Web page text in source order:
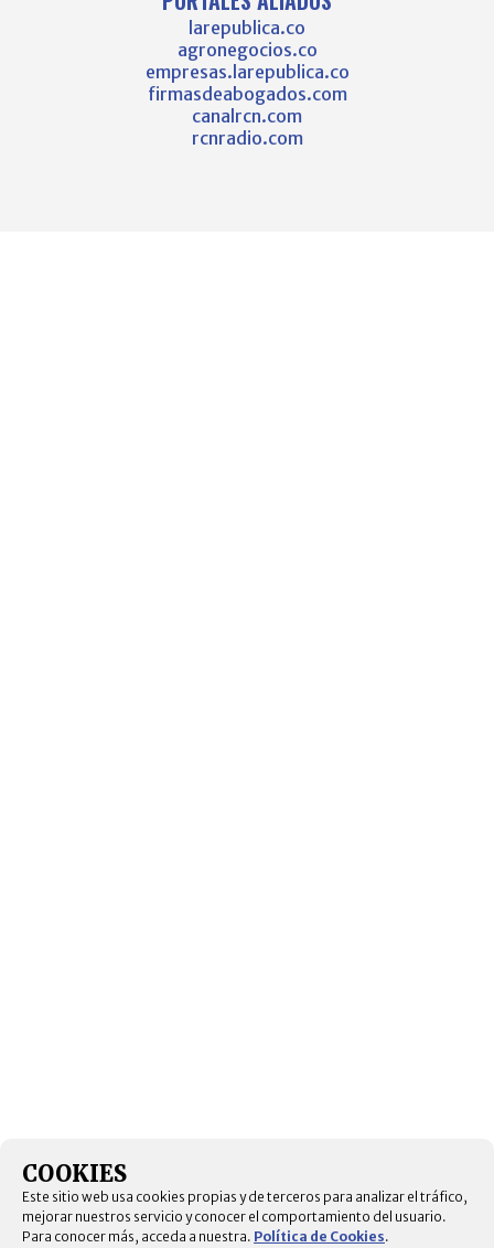
larepublica.co
agronegocios.co
empresas.larepublica.co
firmasdeabogados.com
canalrcn.com
rcnradio.com
COOKIES
Este sitio web usa cookies propias y de terceros para analizar el tráfico,
mejorar nuestros servicio y conocer el comportamiento del usuario.
Para conocer más, acceda a nuestra. Política de Cookies.